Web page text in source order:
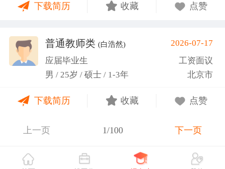
下载简历 收藏 点赞
普通教师类 (白浩然)
2026-07-17
应届毕业生
工资面议
男 / 25岁 / 硕士 / 1-3年
北京市
下载简历 收藏 点赞
上一页 1/100 下一页